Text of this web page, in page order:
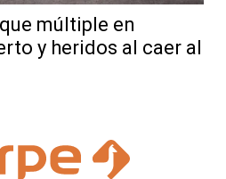
múltiple en
y heridos al caer al